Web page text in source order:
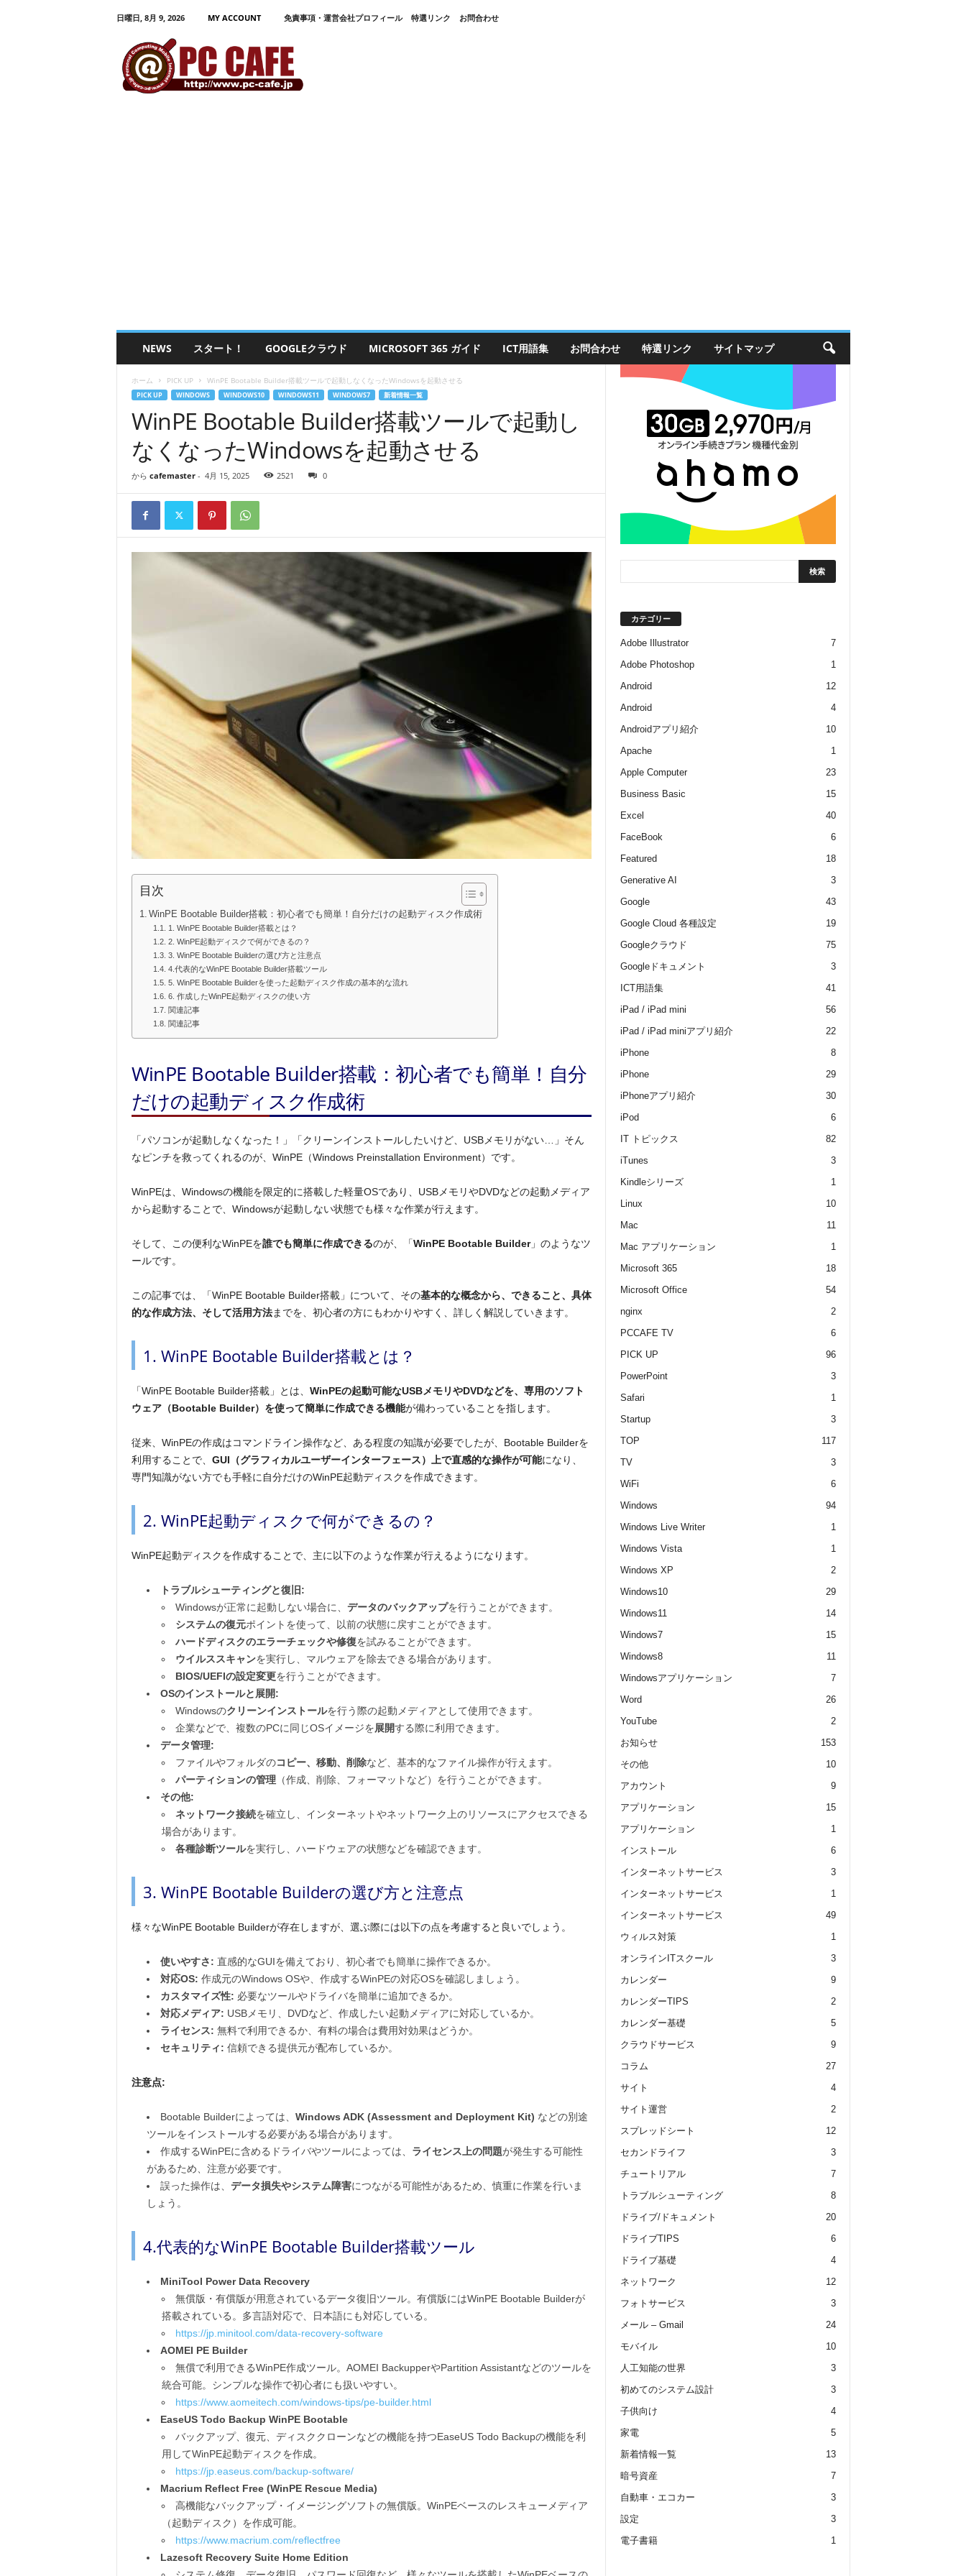
日曜日, 8月 9, 2026 MY ACCOUNT 免責事項・運営会社プロフィール 特選リンク
お問合わせ
グ
ミ
NEWS スタート！ GOOGLEクラウド MICROSOFT 365 ガイド ICT用語集 お問合わせ 特選リンク サイトマップ
ホーム PICK UP WinPE Bootable Builder搭載ツールで起動しなくなったWindowsを起動させる
PICK UP WINDOWS WINDOWS10 WINDOWS11 WINDOWS7 新着情報一覧
WinPE Bootable Builder搭載ツールで起動し
なくなったWindowsを起動させる
から cafemaster- 4月 15, 2025 2521 0
目次
WinPE Bootable Builder搭載：初心者でも簡単！自分だけの起動ディスク作成術
1. WinPE Bootable Builder搭載とは？
2. WinPE起動ディスクで何ができるの？
3. WinPE Bootable Builderの選び方と注意点
4.代表的なWinPE Bootable Builder搭載ツール
5. WinPE Bootable Builderを使った起動ディスク作成の基本的な流れ
6. 作成したWinPE起動ディスクの使い方
関連記事
関連記事
WinPE Bootable Builder搭載：初心者でも簡単！自分
だけの起動ディスク作成術
「パソコンが起動しなくなった！」「クリーンインストールしたいけど、USBメモリがない…」そん
なピンチを救ってくれるのが、WinPE（Windows Preinstallation Environment）です。
WinPEは、Windowsの機能を限定的に搭載した軽量OSであり、USBメモリやDVDなどの起動メディア
から起動することで、Windowsが起動しない状態でも様々な作業が行えます。
そして、この便利なWinPEを誰でも簡単に作成できるのが、「WinPE Bootable Builder」のようなツ
ールです。
この記事では、「WinPE Bootable Builder搭載」について、その基本的な概念から、できること、具体
的な作成方法、そして活用方法までを、初心者の方にもわかりやすく、詳しく解説していきます。
1. WinPE Bootable Builder搭載とは？
「WinPE Bootable Builder搭載」とは、 WinPEの起動可能なUSBメモリやDVDなどを、専用のソフト
ウェア（Bootable Builder）を使って簡単に作成できる機能が備わっていることを指します。
従来、WinPEの作成はコマンドライン操作など、ある程度の知識が必要でしたが、Bootable Builderを
利用することで、 GUI（グラフィカルユーザーインターフェース）上で直感的な操作が可能になり、
専門知識がない方でも手軽に自分だけのWinPE起動ディスクを作成できます。
2. WinPE起動ディスクで何ができるの？
WinPE起動ディスクを作成することで、主に以下のような作業が行えるようになります。
トラブルシューティングと復旧:
Windowsが正常に起動しない場合に、 データのバックアップを行うことができます。
システムの復元ポイントを使って、以前の状態に戻すことができます。
ハードディスクのエラーチェックや修復を試みることができます。
ウイルススキャンを実行し、マルウェアを除去できる場合があります。
BIOS/UEFIの設定変更を行うことができます。
OSのインストールと展開:
Windowsのクリーンインストールを行う際の起動メディアとして使用できます。
企業などで、複数のPCに同じOSイメージを展開する際に利用できます。
データ管理:
ファイルやフォルダのコピー、移動、削除など、基本的なファイル操作が行えます。
パーティションの管理（作成、削除、フォーマットなど）を行うことができます。
その他:
ネットワーク接続を確立し、インターネットやネットワーク上のリソースにアクセスできる
場合があります。
各種診断ツールを実行し、ハードウェアの状態などを確認できます。
3. WinPE Bootable Builderの選び方と注意点
様々なWinPE Bootable Builderが存在しますが、選ぶ際には以下の点を考慮すると良いでしょう。
使いやすさ: 直感的なGUIを備えており、初心者でも簡単に操作できるか。
対応OS: 作成元のWindows OSや、作成するWinPEの対応OSを確認しましょう。
カスタマイズ性: 必要なツールやドライバを簡単に追加できるか。
対応メディア: USBメモリ、DVDなど、作成したい起動メディアに対応しているか。
ライセンス: 無料で利用できるか、有料の場合は費用対効果はどうか。
セキュリティ: 信頼できる提供元が配布しているか。
注意点:
Bootable Builderによっては、 Windows ADK (Assessment and Deployment Kit) などの別途
ツールをインストールする必要がある場合があります。
作成するWinPEに含めるドライバやツールによっては、 ライセンス上の問題が発生する可能性
があるため、注意が必要です。
誤った操作は、 データ損失やシステム障害につながる可能性があるため、慎重に作業を行いま
しょう。
4.代表的なWinPE Bootable Builder搭載ツール
MiniTool Power Data Recovery
無償版・有償版が用意されているデータ復旧ツール。有償版にはWinPE Bootable Builderが
搭載されている。多言語対応で、日本語にも対応している。
https://jp.minitool.com/data-recovery-software
AOMEI PE Builder
無償で利用できるWinPE作成ツール。AOMEI BackupperやPartition Assistantなどのツールを
統合可能。シンプルな操作で初心者にも扱いやすい。
https://www.aomeitech.com/windows-tips/pe-builder.html
EaseUS Todo Backup WinPE Bootable
バックアップ、復元、ディスククローンなどの機能を持つEaseUS Todo Backupの機能を利
用してWinPE起動ディスクを作成。
https://jp.easeus.com/backup-software/
Macrium Reflect Free (WinPE Rescue Media)
高機能なバックアップ・イメージングソフトの無償版。WinPEベースのレスキューメディア
（起動ディスク）を作成可能。
https://www.macrium.com/reflectfree
Lazesoft Recovery Suite Home Edition
カテゴリー
Adobe Illustrator
7
Adobe Photoshop
1
Android
12
Android
4
Androidアプリ紹介
10
Apache
1
Apple Computer
23
Business Basic
15
Excel
40
FaceBook
6
Featured
18
Generative AI
3
Google
43
Google Cloud 各種設定
19
Googleクラウド
75
Googleドキュメント
3
ICT用語集
41
iPad / iPad mini
56
iPad / iPad miniアプリ紹介
22
iPhone
8
iPhone
29
iPhoneアプリ紹介
30
iPod
6
IT トピックス
82
iTunes
3
Kindleシリーズ
1
Linux
10
Mac
11
Mac アプリケーション
1
Microsoft 365
18
Microsoft Office
54
nginx
2
PCCAFE TV
6
PICK UP
96
PowerPoint
3
Safari
1
Startup
3
TOP
117
TV
3
WiFi
6
Windows
94
Windows Live Writer
1
Windows Vista
1
Windows XP
2
Windows10
29
Windows11
14
Windows7
15
Windows8
11
Windowsアプリケーション
7
Word
26
YouTube
2
お知らせ
153
その他
10
アカウント
9
アプリケーション
15
アプリケーション
1
インストール
6
インターネットサービス
3
インターネットサービス
1
インターネットサービス
49
ウィルス対策
1
オンラインITスクール
3
カレンダー
9
カレンダーTIPS
2
カレンダー基礎
5
クラウドサービス
9
コラム
27
サイト
4
サイト運営
2
スプレッドシート
12
セカンドライフ
3
チュートリアル
7
トラブルシューティング
8
ドライブ/ドキュメント
20
ドライブTIPS
6
ドライブ基礎
4
ネットワーク
12
フォトサービス
3
メール – Gmail
24
モバイル
10
人工知能の世界
3
初めてのシステム設計
3
子供向け
4
家電
5
新着情報一覧
13
暗号資産
7
自動車・エコカー
3
設定
3
電子書籍
1